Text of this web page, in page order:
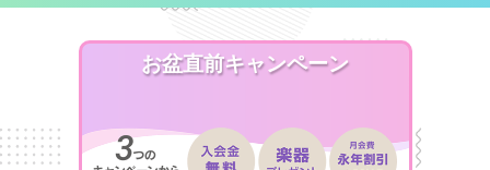
お盆直前キャンペーン